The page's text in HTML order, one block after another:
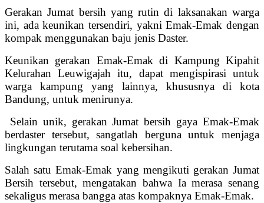
Gerakan Jumat bersih yang rutin di laksanakan warga
ini, ada keunikan tersendiri, yakni Emak-Emak dengan
kompak menggunakan baju jenis Daster.
Keunikan gerakan Emak-Emak di Kampung Kipahit
Kelurahan Leuwigajah itu, dapat mengispirasi untuk
warga kampung yang lainnya, khususnya di kota
Bandung, untuk menirunya.
Selain unik, gerakan Jumat bersih gaya Emak-Emak
berdaster tersebut, sangatlah berguna untuk menjaga
lingkungan terutama soal kebersihan.
Salah satu Emak-Emak yang mengikuti gerakan Jumat
Bersih tersebut, mengatakan bahwa Ia merasa senang
sekaligus merasa bangga atas kompaknya Emak-Emak.